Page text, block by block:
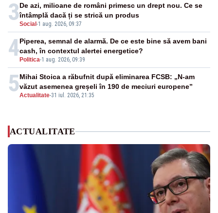
3Social -1 aug. 2026, 09:37
De azi, milioane de români primesc un drept nou. Ce se
întâmplă dacă ți se strică un produs
4 Politica-1 aug. 2026, 09:39
Piperea, semnal de alarmă. De ce este bine să avem bani
cash, în contextul alertei energetice?
5Actualitate-31 iul. 2026, 21:35
Mihai Stoica a răbufnit după eliminarea FCSB: „N-am
văzut asemenea greșeli în 190 de meciuri europene”
ACTUALITATE